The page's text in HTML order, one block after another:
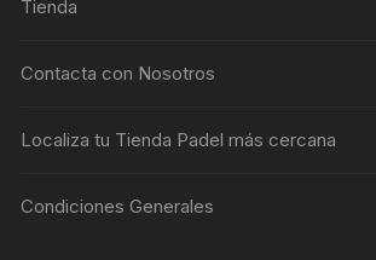
Tienda
Contacta con Nosotros
Localiza tu Tienda Padel más cercana
Condiciones Generales